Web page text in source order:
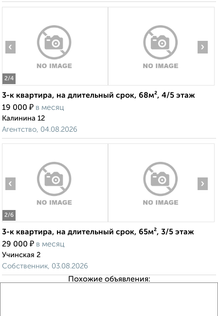
2/4
‹ ›
3-к квартира, на длительный срок, 68м², 4/5 этаж
19 000 ₽ в месяц
Калинина 12
Агентство, 04.08.2026
2/6
‹ ›
3-к квартира, на длительный срок, 65м², 3/5 этаж
29 000 ₽ в месяц
Учинская 2
Собственник, 03.08.2026
Похожие объявления: